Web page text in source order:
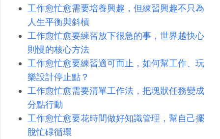
工作愈忙愈需要培養興趣，但練習興趣不只為
人生平衡與斜槓
工作愈忙愈要練習放下很急的事，世界越快心
則慢的核心方法
工作愈忙愈要練習適可而止，如何幫工作、玩
樂設計停止點？
工作愈忙愈需要清單工作法，把塊狀任務變成
分點行動
工作愈忙愈要花時間做好知識管理，幫自己擺
脫忙碌循環